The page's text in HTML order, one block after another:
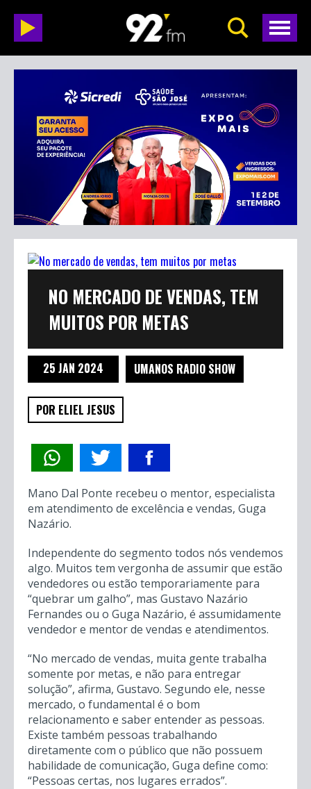
NO MERCADO DE VENDAS, TEM
MUITOS POR METAS
25 JAN 2024 UMANOS RADIO SHOW
POR ELIEL JESUS
Mano Dal Ponte recebeu o mentor, especialista
em atendimento de excelência e vendas, Guga
Nazário.
Independente do segmento todos nós vendemos
algo. Muitos tem vergonha de assumir que estão
vendedores ou estão temporariamente para
“quebrar um galho”, mas Gustavo Nazário
Fernandes ou o Guga Nazário, é assumidamente
vendedor e mentor de vendas e atendimentos.
“No mercado de vendas, muita gente trabalha
somente por metas, e não para entregar
solução”, afirma, Gustavo. Segundo ele, nesse
mercado, o fundamental é o bom
relacionamento e saber entender as pessoas.
Existe também pessoas trabalhando
diretamente com o público que não possuem
habilidade de comunicação, Guga define como:
“Pessoas certas, nos lugares errados”.